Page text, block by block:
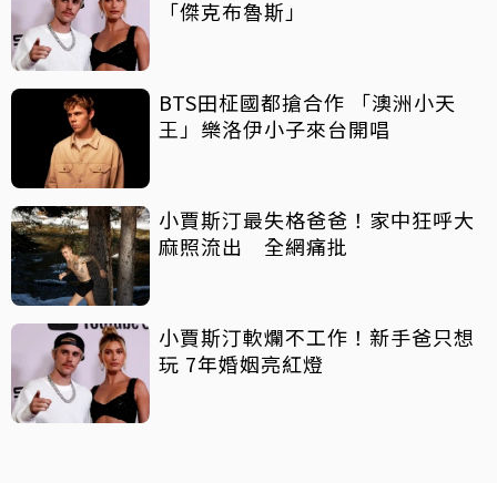
「傑克布魯斯」
BTS田柾國都搶合作 「澳洲小天
王」樂洛伊小子來台開唱
小賈斯汀最失格爸爸！家中狂呼大
麻照流出 全網痛批
小賈斯汀軟爛不工作！新手爸只想
玩 7年婚姻亮紅燈